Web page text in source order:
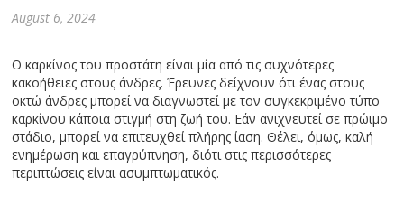
August 6, 2024
Ο καρκίνος του προστάτη είναι μία από τις συχνότερες
κακοήθειες στους άνδρες. Έρευνες δείχνουν ότι ένας στους
οκτώ άνδρες μπορεί να διαγνωστεί με τον συγκεκριμένο τύπο
καρκίνου κάποια στιγμή στη ζωή του. Εάν ανιχνευτεί σε πρώιμο
στάδιο, μπορεί να επιτευχθεί πλήρης ίαση. Θέλει, όμως, καλή
ενημέρωση και επαγρύπνηση, διότι στις περισσότερες
περιπτώσεις είναι ασυμπτωματικός.